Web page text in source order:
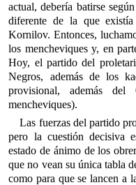
actual, debería batirse
diferente de la que
Kornilov. Entonces,
los mencheviques y, en
Hoy, el partido del
Negros, además de los
provisional, además
mencheviques).
Las fuerzas del partido
pero la cuestión decisiva
estado de ánimo de los
que no vean su única tabla
como para que se lancen a